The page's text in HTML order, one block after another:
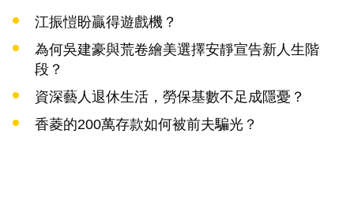
江振愷盼贏得遊戲機？
為何吳建豪與荒卷繪美選擇安靜宣告新人生階
段？
資深藝人退休生活，勞保基數不足成隱憂？
香菱的200萬存款如何被前夫騙光？